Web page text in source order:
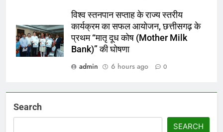
विश्व स्तनपान सप्ताह के राज्य स्तरीय
कार्यक्रम का सफल आयोजन, छत्तीसगढ़ के
प्रथम “मातृ दूध कोष (Mother Milk
Bank)” की घोषणा
admin
6 hours ago 0
Search
SEARCH